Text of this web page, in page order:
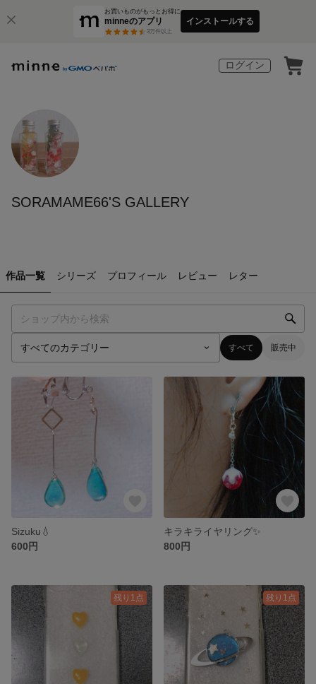
お買いものがもっとお得に
minneのアプリ
3万件以上
インストールする
ログイン
SORAMAME66'S GALLERY
作品一覧 シリーズ プロフィール レビュー レター
すべて 販売中
Sizuku💧
600円
キラキライヤリング✨
800円
残り1点 残り1点